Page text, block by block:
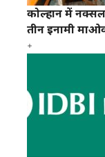
कोल्हान में
तीन इनामी